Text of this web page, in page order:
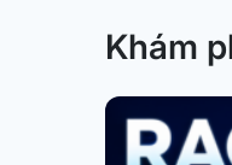
Khám